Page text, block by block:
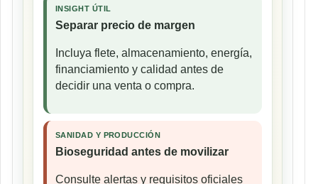
INSIGHT ÚTIL
Separar precio de margen
Incluya flete, almacenamiento, energía,
financiamiento y calidad antes de
decidir una venta o compra.
SANIDAD Y PRODUCCIÓN
Bioseguridad antes de movilizar
Consulte alertas y requisitos oficiales